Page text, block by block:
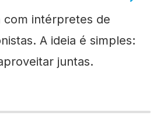
com intérpretes de
A ideia é simples:
juntas.